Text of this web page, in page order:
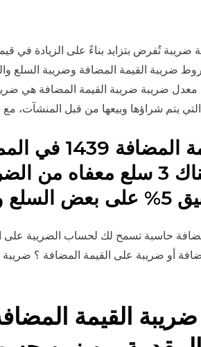
ضريبة تُفرض بتزايد بناءً على الزيادة في
ضريبة القيمة المضافة وضريبة السلع
معدل ضريبة ضريبة القيمة المضافة هي
ضريبة القيمة
تعرف عليها
حاسبة تسمح لك لحساب الضريبة على
أو ضريبة على القيمة المضافة ؟
القيمة